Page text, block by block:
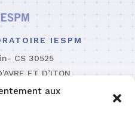
aux
IESPM
CS 30525
ET D’ITON